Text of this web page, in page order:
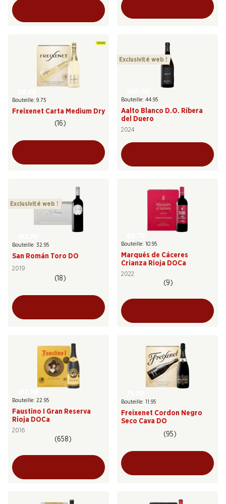
Bouteille: 9.75
Freixenet Carta Medium Dry
(16)
Exclusivité web !
Bouteille: 44.95
Aalto Blanco D.O. Ribera
del Duero
2024
Exclusivité web !
Bouteille: 32.95
San Román Toro DO
2019
(18)
Bouteille: 10.95
Marqués de Cáceres
Crianza Rioja DOCa
2022
(9)
Bouteille: 22.95
Faustino I Gran Reserva
Rioja DOCa
2016
(658)
Bouteille: 11.95
Freixenet Cordon Negro
Seco Cava DO
(95)